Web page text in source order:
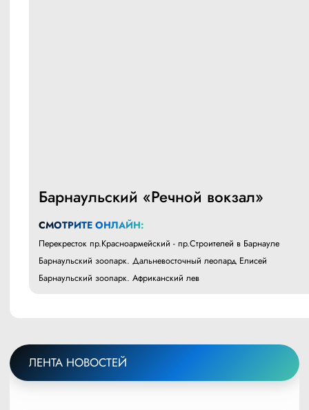
Барнаульский «Речной вокзал»
СМОТРИТЕ ОНЛАЙН:
Перекресток пр.Красноармейский - пр.Строителей в Барнауле
Барнаульский зоопарк. Дальневосточный леопард Елисей
Барнаульский зоопарк. Африканский лев
ЛЕНТА НОВОСТЕЙ